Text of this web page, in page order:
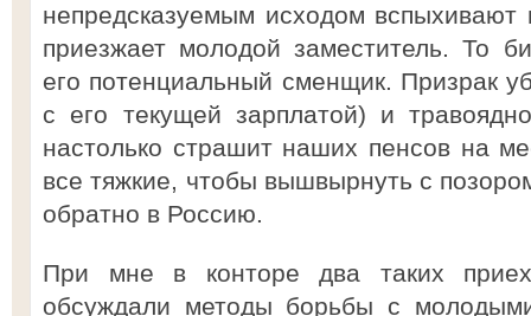
непредсказуемым исходом вспыхивают
приезжает молодой заместитель. То
его потенциальный сменщик. Призрак
с его текущей зарплатой) и
настолько страшит наших пенсов на
все тяжкие, чтобы вышвырнуть с
обратно в Россию.
При мне в конторе два таких
обсуждали методы борьбы с